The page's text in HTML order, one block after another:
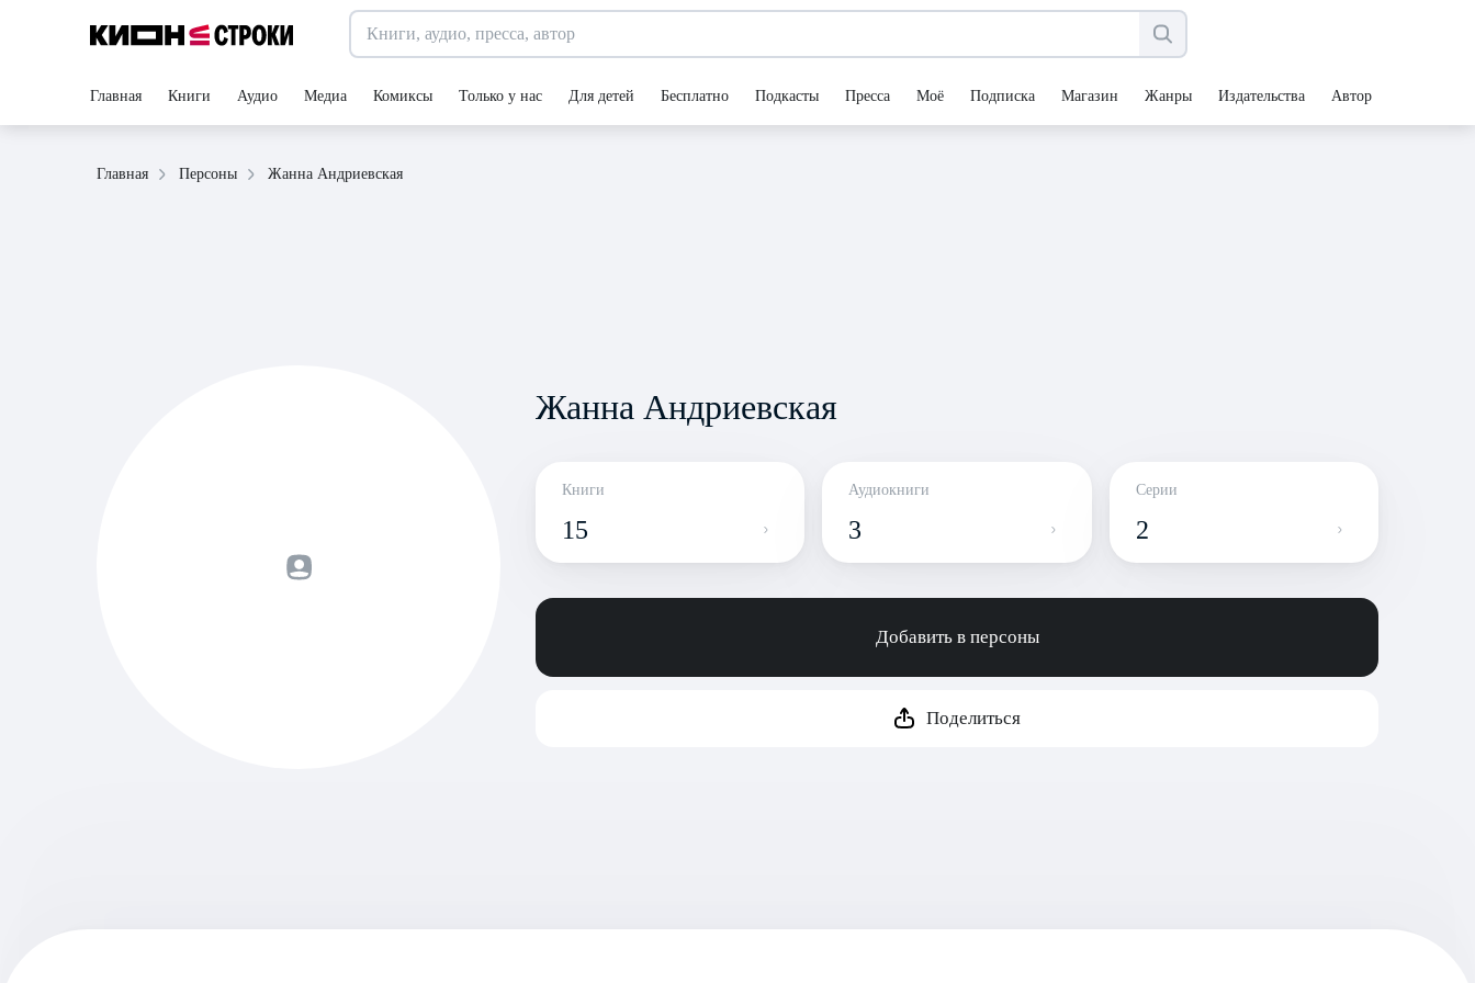
Главная Книги Аудио Медиа Комиксы Только у нас Для детей Бесплатно Подкасты Пресса Моё Подписка Магазин Жанры Издательства Авторы
Главная Персоны Жанна Андриевская
Жанна Андриевская
Книги
15
Аудиокниги
3
Серии
2
Добавить в персоны
Поделиться